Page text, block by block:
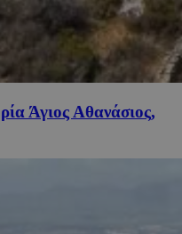
Άγιος Αθανάσιος,